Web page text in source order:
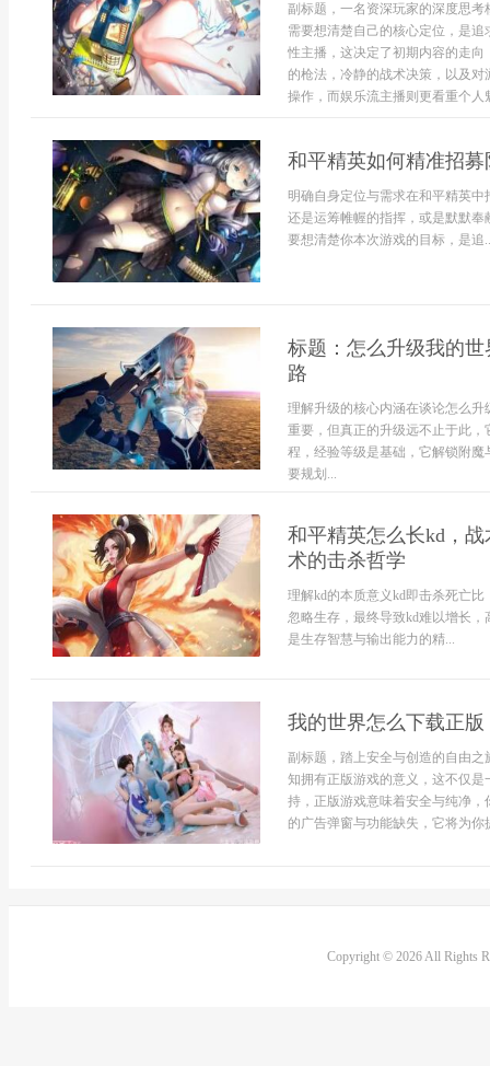
副标题，一名资深玩家的深度思
需要想清楚自己的核心定位，是
性主播，这决定了初期内容的走
的枪法，冷静的战术决策，以及
操作，而娱乐流主播则更看重个人
和平精英如何精准招
明确自身定位与需求在和平精英
还是运筹帷幄的指挥，或是默默
要想清楚你本次游戏的目标，是追
标题：怎么升级我的
路
理解升级的核心内涵在谈论怎么
重要，但真正的升级远不止于此
程，经验等级是基础，它解锁附
要规划...
和平精英怎么长kd，
术的击杀哲学
理解kd的本质意义kd即击杀死亡
忽略生存，最终导致kd难以增长
是生存智慧与输出能力的精...
我的世界怎么下载正
副标题，踏上安全与创造的自由
知拥有正版游戏的意义，这不仅
持，正版游戏意味着安全与纯净
的广告弹窗与功能缺失，它将为你
Copyright © 2026 All Rights